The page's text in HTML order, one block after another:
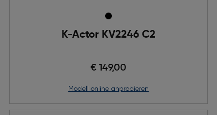
K-Actor KV2246 C2
€ 149,00
Modell online anprobieren